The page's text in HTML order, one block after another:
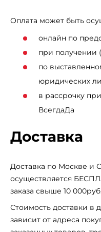
Оплата может быть
онлайн по
при получении
по
юридических
в рассрочку
ВсегдаДа
Доставка
Доставка по Москве и
осуществляется
заказа свыше 10
Стоимость доставки в
зависит от адреса